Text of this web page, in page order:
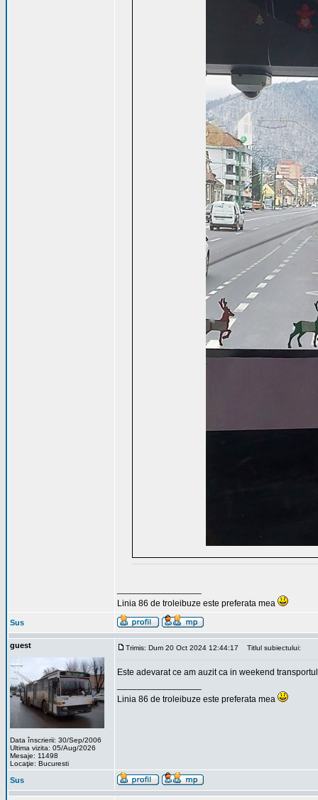
Linia 86 de troleibuze este preferata mea
Sus
guest
Data înscrierii: 30/Sep/2006
Ultima vizita: 05/Aug/2026
Mesaje: 11498
Locaţie: Bucuresti
Trimis: Dum 20 Oct 2024 12:44:17 Titlul subiectului:
Este adevarat ce am auzit ca in weekend
Linia 86 de troleibuze este preferata mea
Sus